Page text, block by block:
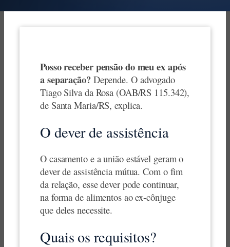
Posso receber pensão do meu ex após
a separação?Depende. O advogado
Tiago Silva da Rosa (OAB/RS 115.342),
de Santa Maria/RS, explica.
O dever de assistência
O casamento e a união estável geram o
dever de assistência mútua. Com o fim
da relação, esse dever pode continuar,
na forma de alimentos ao ex-cônjuge
que deles necessite.
Quais os requisitos?